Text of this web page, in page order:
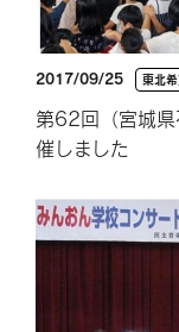
2017/09/25 東北
第62回（宮城
催しました